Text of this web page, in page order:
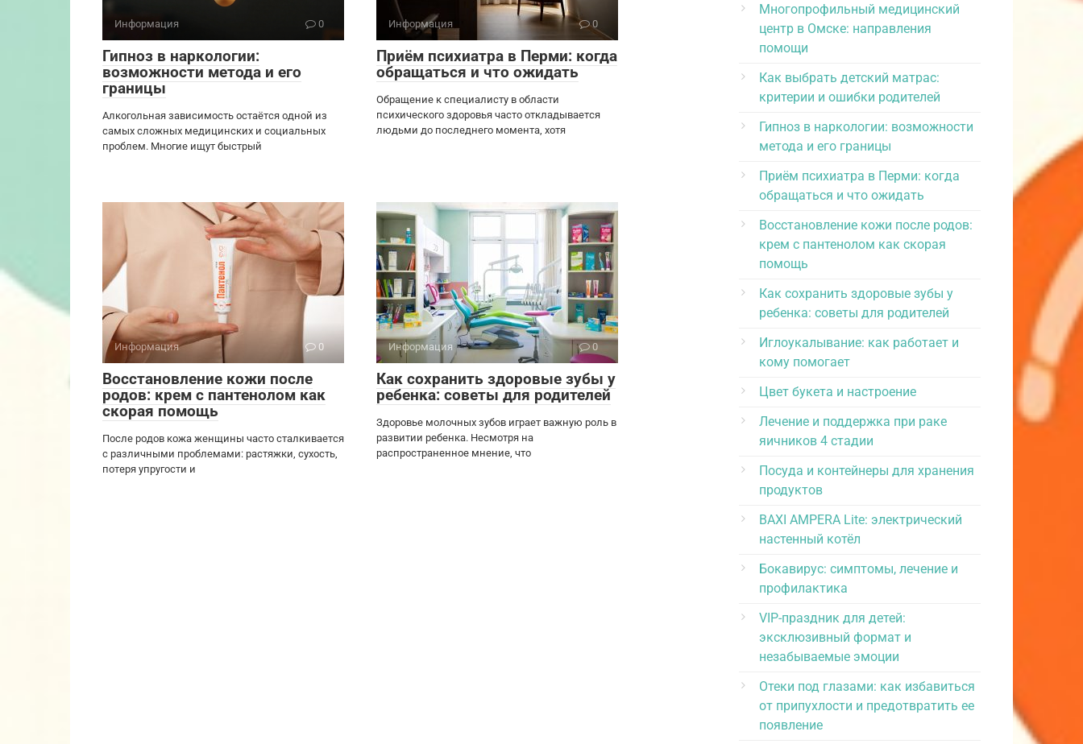
Информация 0
Гипноз в наркологии:
возможности метода и его
границы
Алкогольная зависимость остаётся одной из
самых сложных медицинских и социальных
проблем. Многие ищут быстрый
Информация 0
Приём психиатра в Перми: когда
обращаться и что ожидать
Обращение к специалисту в области
психического здоровья часто откладывается
людьми до последнего момента, хотя
Информация 0
Восстановление кожи после
родов: крем с пантенолом как
скорая помощь
После родов кожа женщины часто сталкивается
с различными проблемами: растяжки, сухость,
потеря упругости и
Информация 0
Как сохранить здоровые зубы у
ребенка: советы для родителей
Здоровье молочных зубов играет важную роль в
развитии ребенка. Несмотря на
распространенное мнение, что
Многопрофильный медицинский
центр в Омске: направления
помощи
Как выбрать детский матрас:
критерии и ошибки родителей
Гипноз в наркологии: возможности
метода и его границы
Приём психиатра в Перми: когда
обращаться и что ожидать
Восстановление кожи после родов:
крем с пантенолом как скорая
помощь
Как сохранить здоровые зубы у
ребенка: советы для родителей
Иглоукалывание: как работает и
кому помогает
Цвет букета и настроение
Лечение и поддержка при раке
яичников 4 стадии
Посуда и контейнеры для хранения
продуктов
BAXI AMPERA Lite: электрический
настенный котёл
Бокавирус: симптомы, лечение и
профилактика
VIP-праздник для детей:
эксклюзивный формат и
незабываемые эмоции
Отеки под глазами: как избавиться
от припухлости и предотвратить ее
появление